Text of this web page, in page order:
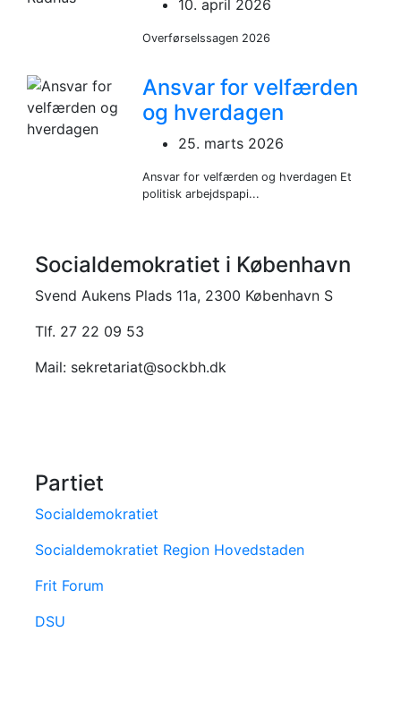
10. april 2026
Overførselssagen 2026
Ansvar for velfærden
og hverdagen
25. marts 2026
Ansvar for velfærden og hverdagen Et
politisk arbejdspapi...
Socialdemokratiet i København
Svend Aukens Plads 11a, 2300 København S
Tlf. 27 22 09 53
Mail: sekretariat@sockbh.dk
Partiet
Socialdemokratiet
Socialdemokratiet Region Hovedstaden
Frit Forum
DSU